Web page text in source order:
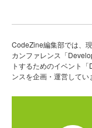
CodeZine編集部では、
カンファレンス「
トするためのイベント
ンスを企画・運営してい